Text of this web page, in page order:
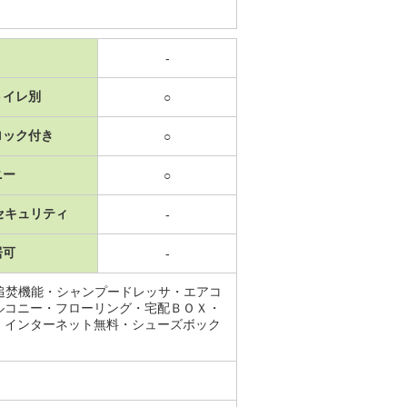
-
レ別 ○
ク付き ○
ー ○
キュリティ -
可 -
機能・シャンプードレッサ・エアコ
ニー・フローリング・宅配ＢＯＸ・
ンターネット無料・シューズボック